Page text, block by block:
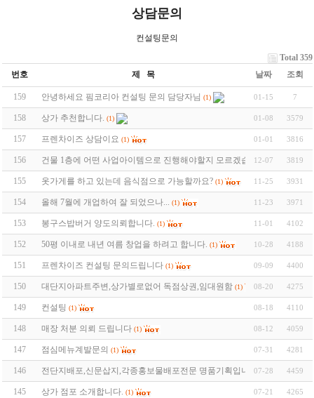
상담문의
컨설팅문의
Total 359
번호
제 목 날짜 조회
159 안녕하세요 핌코리아 컨설팅 문의 담당자님 (1) 01-15 7
158 상가 추천합니다. (1) 01-08 3579
157 프렌차이즈 상담이요 (1) 01-01 3816
156 건물 1층에 어떤 사업아이템으로 진행해야할지 모르겠습니다. (1)
12-07 3819
155 옷가게를 하고 있는데 음식점으로 가능할까요? (1) 11-25 3931
154 올해 7월에 개업하여 잘 되었으나... (1) 11-23 3971
153 봉구스밥버거 양도의뢰합니다. (1) 11-01 4102
152 50평 이내로 내년 여름 창업을 하려고 합니다. (1) 10-28 4188
151 프렌차이즈 컨설팅 문의드립니다 (1) 09-09 4400
150 대단지아파트주변,상가별로없어 독점상권,임대원함 (1) 08-20 4275
149 컨설팅 (1) 08-18 4110
148 매장 처분 의뢰 드립니다 (1) 08-12 4059
147 점심메뉴계발문의 (1) 07-31 4281
146 전단지배포,신문삽지,각종홍보물배포전문 명품기획입니다 (1)
07-28 4459
145 상가 점포 소개합니다. (1) 07-21 4265